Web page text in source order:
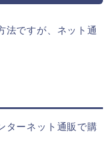
法ですが、ネット通
ターネット通販で購